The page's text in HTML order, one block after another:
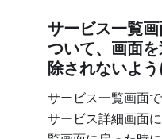
サービス一覧
ついて、画面
除されないよ
サービス一覧画面
サービス詳細画面